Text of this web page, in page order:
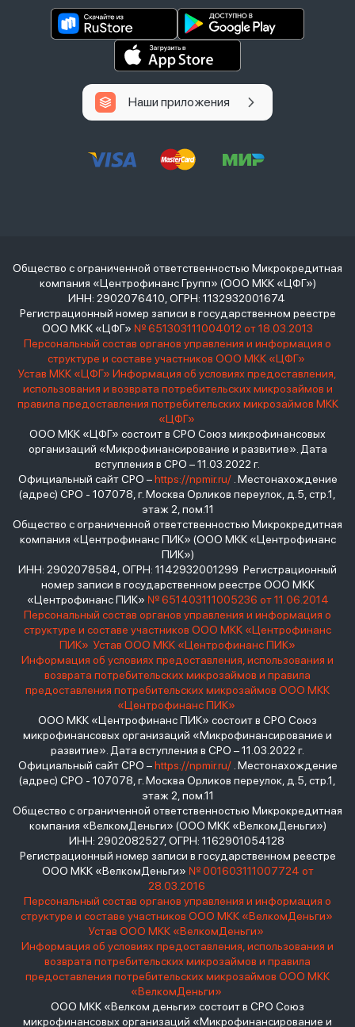
Наши приложения
Общество с ограниченной ответственностью Микрокредитная
компания «Центрофинанс Групп» (ООО МКК «ЦФГ»)
ИНН: 2902076410, ОГРН: 1132932001674
Регистрационный номер записи в государственном реестре
ООО МКК «ЦФГ» № 651303111004012 от 18.03.2013
Персональный состав органов управления и информация о
структуре и составе участников ООО МКК «ЦФГ»
Устав МКК «ЦФГ» Информация об условиях предоставления,
использования и возврата потребительских микрозаймов и
правила предоставления потребительских микрозаймов МКК
«ЦФГ»
ООО МКК «ЦФГ» состоит в СРО Союз микрофинансовых
организаций «Микрофинансирование и развитие». Дата
вступления в СРО – 11.03.2022 г.
Официальный сайт СРО –https://npmir.ru/. Местонахождение
(адрес) СРО - 107078, г. Москва Орликов переулок, д.5, стр.1,
этаж 2, пом.11
Общество с ограниченной ответственностью Микрокредитная
компания «Центрофинанс ПИК» (ООО МКК «Центрофинанс
ПИК»)
ИНН: 2902078584, ОГРН: 1142932001299 Регистрационный
номер записи в государственном реестре ООО МКК
«Центрофинанс ПИК» № 651403111005236 от 11.06.2014
Персональный состав органов управления и информация о
структуре и составе участников ООО МКК «Центрофинанс
ПИК» Устав ООО МКК «Центрофинанс ПИК»
Информация об условиях предоставления, использования и
возврата потребительских микрозаймов и правила
предоставления потребительских микрозаймов ООО МКК
«Центрофинанс ПИК»
ООО МКК «Центрофинанс ПИК» состоит в СРО Союз
микрофинансовых организаций «Микрофинансирование и
развитие». Дата вступления в СРО – 11.03.2022 г.
Официальный сайт СРО –https://npmir.ru/. Местонахождение
(адрес) СРО - 107078, г. Москва Орликов переулок, д.5, стр.1,
этаж 2, пом.11
Общество с ограниченной ответственностью Микрокредитная
компания «ВелкомДеньги» (ООО МКК «ВелкомДеньги»)
ИНН: 2902082527, ОГРН: 1162901054128
Регистрационный номер записи в государственном реестре
ООО МКК «ВелкомДеньги» № 001603111007724 от
28.03.2016
Персональный состав органов управления и информация о
структуре и составе участников ООО МКК «ВелкомДеньги»
Устав ООО МКК «ВелкомДеньги»
Информация об условиях предоставления, использования и
возврата потребительских микрозаймов и правила
предоставления потребительских микрозаймов ООО МКК
«ВелкомДеньги»
ООО МКК «Велком деньги» состоит в СРО Союз
микрофинансовых организаций «Микрофинансирование и